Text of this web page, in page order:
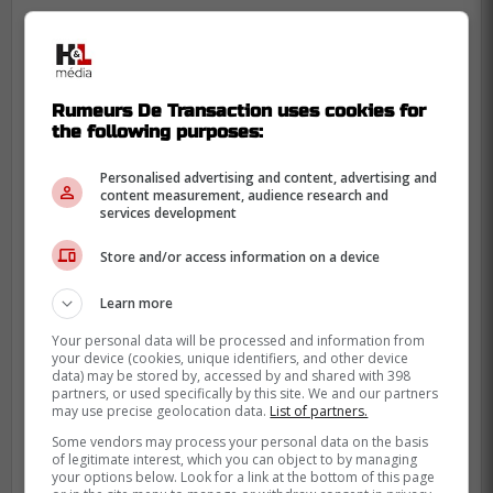
Donc, comme l'indique Dumont, après le
top-12, la valeur des choix diminue
énormément. Ajouter Xhekaj pourrait être
Rumeurs De Transaction uses cookies for
the following purposes:
Personalised advertising and content, advertising and
content measurement, audience research and
services development
Store and/or access information on a device
Learn more
Your personal data will be processed and information from
your device (cookies, unique identifiers, and other device
data) may be stored by, accessed by and shared with 398
partners, or used specifically by this site. We and our partners
may use precise geolocation data. List of partners.
Some vendors may process your personal data on the basis
of legitimate interest, which you can object to by managing
your options below. Look for a link at the bottom of this page